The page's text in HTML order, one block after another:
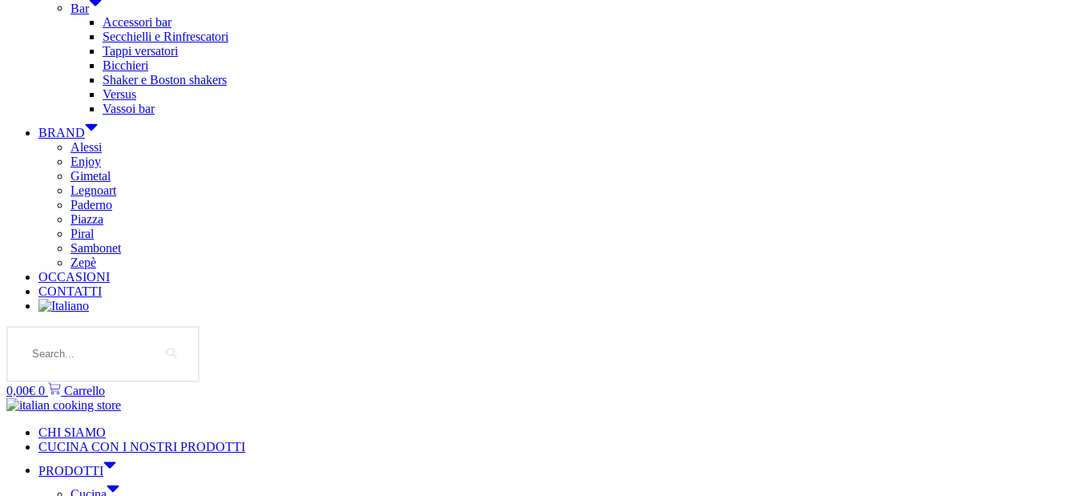
Bar
Accessori bar
Secchielli e Rinfrescatori
Tappi versatori
Bicchieri
Shaker e Boston shakers
Versus
Vassoi bar
BRAND
Alessi
Enjoy
Gimetal
Legnoart
Paderno
Piazza
Piral
Sambonet
Zepè
OCCASIONI
CONTATTI
0,00€ 0 Carrello
CHI SIAMO
CUCINA CON I NOSTRI PRODOTTI
PRODOTTI